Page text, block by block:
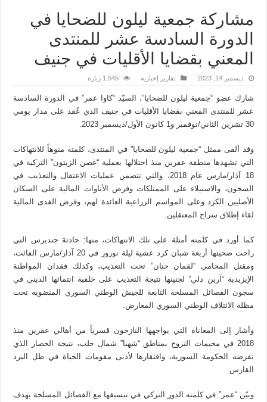
مشاركة جمعية ليلون للضحايا في
الدورة السادسة عشر للمنتدى
المعني بقضايا الأقليات في جنيف
ديسمبر 14, 2023 تقارير إخبارية 1,545 زيارة
شارك عضو “جمعية ليلون للضحايا”، السيّد “كاوا عمر” في الدورة السادسة
عشر للمنتدى المعني بقضايا الأقليات في جنيف الذي عُقد على مدار يومي
30 تشرين الثاني/نوفمبر و1 كانون الأول/ديسمبر 2023.
وقد ألقى ممثل “جمعية ليلون للضحايا” في المنتدى، كلمته منوهاً للانتهاكات
التي تشهدها منطقة عفرين منذ احتلالها بعملية “غصن الزيتون” التركية في
18 آذار/مارس عام 2018، والتي تتضمن عمليات الاعتقال والتعذيب في
السجون، والاستيلاء على الممتلكات وفرض الأتاوات المالية على السكان
الأصليين الكرد وعلى المواسم الزراعية العائدة لهم، وفرض الفدى المالية
لقاء إطلاق سراح المعتقلين.
كما أورد في كلمته أمثلة على تلك الانتهاكات، منها: حادثة جنديرس التي
راحت ضحيتها أربعة شبان كرد عشية ليلة نوروز في 20 آذار/مارس الفائت،
ومقتل المحامي “لقمان حنان” تحت التعذيب، وكذلك فقدان المواطنة
الإيزيدية “آرين دلي” لجنينها نتيجة التعذيب على خلفية انتمائها الديني في
سجون الفصائل المسلحة التابعة للجيش الوطني السوري المنضوية تحت
مظلة الائتلاف الوطني السوري المعارض.
وأشار إلى المعاناة التي يواجهها النازحون قسرياً من أهالي عفرين منذ
2018 في مخيمات النزوح بمناطق “شهبا” شمال حلب، نتيجة الحصار الذي
تفرضه الحكومة السورية، وافتقارها لأدنى مقومات الحياة في ظل البرد
القارس.
وبيّن “عمر” في كلمته الدور التركي في تنسيقها مع الفصائل المسلحة بهدف